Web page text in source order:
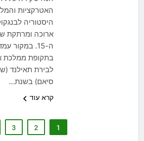
האטרקציות
היסטוריה
ארוכה ומרתקת
ה-15.
בתקופת ממלכת
לבירת תאילנד
סיאם) בשנת…
קרא עוד
1
2
3